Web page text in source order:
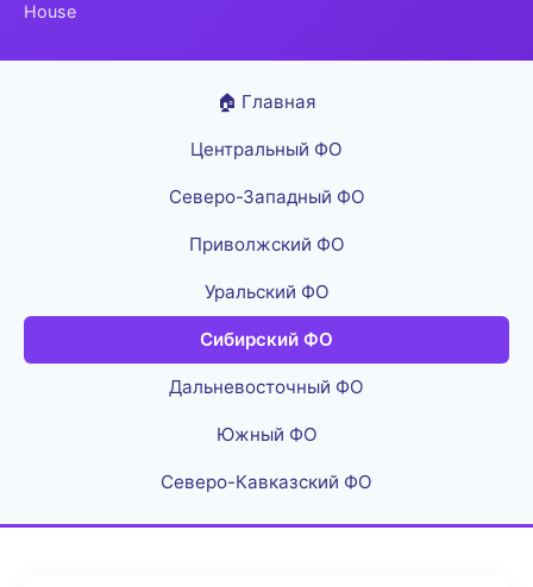
House
🏠 Главная
Центральный ФО
Северо-Западный ФО
Приволжский ФО
Уральский ФО
Сибирский ФО
Дальневосточный ФО
Южный ФО
Северо-Кавказский ФО